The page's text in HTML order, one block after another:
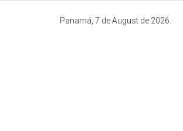
Panamá, 7 de August de 2026.